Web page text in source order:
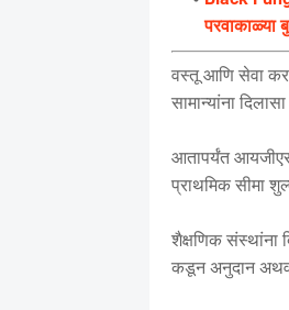
परवाकाळ्या
वस्तू आणि सेवा कर
सामान्यांना
आतापर्यंत
प्राथमिक सीमा
शैक्षणिक संस्थांना
कडून अनुदान